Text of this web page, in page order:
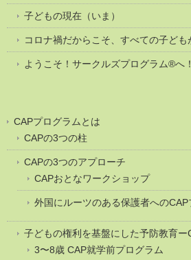
子どもの現在（いま）
コロナ禍だからこそ、すべての子ども
ようこそ！サークルズプログラム®へ！
CAPプログラムとは
CAPの3つの柱
CAPの3つのアプローチ
CAPおとなワークショップ
外国にルーツのある保護者への
子どもの権利を基盤にした予防教育ー
3〜8歳 CAP就学前プログラム